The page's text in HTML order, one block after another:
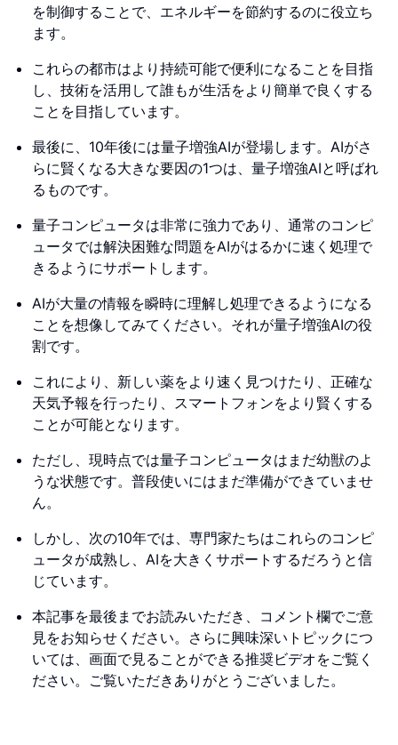
を制御することで、エネルギーを節約するのに役立ち
ます。
これらの都市はより持続可能で便利になることを目指
し、技術を活用して誰もが生活をより簡単で良くする
ことを目指しています。
最後に、10年後には量子増強AIが登場します。AIがさ
らに賢くなる大きな要因の1つは、量子増強AIと呼ばれ
るものです。
量子コンピュータは非常に強力であり、通常のコンピ
ュータでは解決困難な問題をAIがはるかに速く処理で
きるようにサポートします。
AIが大量の情報を瞬時に理解し処理できるようになる
ことを想像してみてください。それが量子増強AIの役
割です。
これにより、新しい薬をより速く見つけたり、正確な
天気予報を行ったり、スマートフォンをより賢くする
ことが可能となります。
ただし、現時点では量子コンピュータはまだ幼獣のよ
うな状態です。普段使いにはまだ準備ができていませ
ん。
しかし、次の10年では、専門家たちはこれらのコンピ
ュータが成熟し、AIを大きくサポートするだろうと信
じています。
本記事を最後までお読みいただき、コメント欄でご意
見をお知らせください。さらに興味深いトピックにつ
いては、画面で見ることができる推奨ビデオをご覧く
ださい。ご覧いただきありがとうございました。